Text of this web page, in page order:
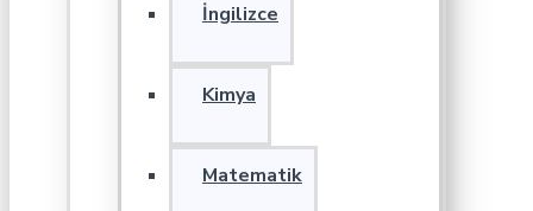
İngilizce
Kimya
Matematik